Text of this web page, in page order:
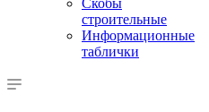
Скобы
строительные
Информационные
таблички